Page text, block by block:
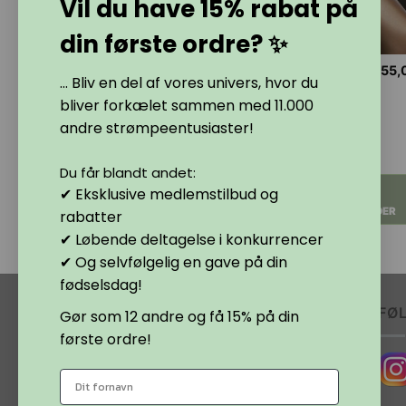
MIKRO 50
mikrofiber
knæstrømper
50 DEN.
VÆLG
Dette
har
flere
Mulighederne
kan
på
varesiden
ROMANCE
strømper til
hofteholder
MULIGHEDER
Dette
har
Mulighederne
på
tan og neutral
MULIGHEDER
MINE SIDER
Min Konto
Få svar på dine spørgsmål
Vil du have 15% rabat på
din første ordre? ✨
... Bliv en del af vores univers, hvor du
bliver forkælet sammen med 11.000
andre strømpeentusiaster!
Du får blandt andet:
✔ Eksklusive medlemstilbud og
rabatter
✔ Løbende deltagelse i konkurrencer
✔ Og selvfølgelig en gave på din
fødselsdag!
Gør som 12 andre og få 15% på din
første ordre!